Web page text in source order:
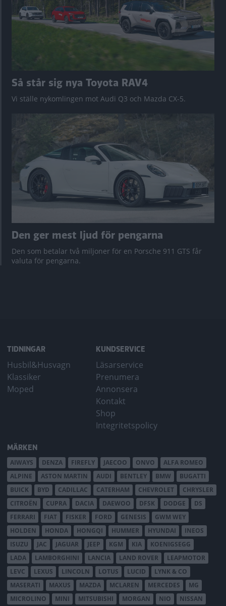
Så står sig nya Toyota RAV4
Vi ställe nykomlingen mot Audi Q3 och Mazda CX-5.
Den ger mest ljud för pengarna
Den som betalar två miljoner för en Porsche 911 GTS får
valuta för pengarna.
TIDNINGAR
Husbil&Husvagn
Klassiker
Moped
KUNDSERVICE
Läsarservice
Prenumera
Annonsera
Kontakt
Shop
Integritetspolicy
MÄRKEN
AIWAYS DENZA FIREFLY JAECOO ONVO
ALFA ROMEO
ALPINE
ASTON MARTIN AUDI BENTLEY BMW
BUGATTI
BUICK
BYD CADILLAC CATERHAM CHEVROLET
CHRYSLER
CITROËN
CUPRA DACIA DAEWOO DFSK DODGE
DS
FERRARI
FIAT FISKER FORD GENESIS
GWM WEY
HOLDEN
HONDA HONGQI HUMMER HYUNDAI
INEOS
ISUZU
JAC JAGUAR JEEP KGM KIA
KOENIGSEGG
LADA
LAMBORGHINI LANCIA LAND ROVER
LEAPMOTOR
LEVC
LEXUS LINCOLN LOTUS LUCID
LYNK & CO
MASERATI
MAXUS MAZDA MCLAREN MERCEDES
MG
MICROLINO
MINI MITSUBISHI MORGAN NIO NISSAN